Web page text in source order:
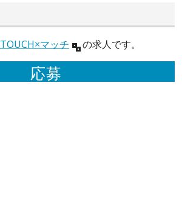
TOUCH×マッチ の求人です。
応募